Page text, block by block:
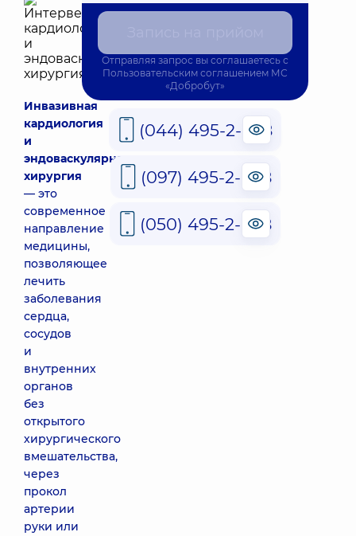
Инвазивная
кардиология
и
эндоваскулярная
хирургия
— это
современное
направление
медицины,
позволяющее
лечить
заболевания
сердца,
сосудов
и
внутренних
органов
без
открытого
хирургического
вмешательства,
через
прокол
артерии
руки или
Отправляя запрос вы соглашаетесь с
Пользовательским соглашением МС
«Добробут»
(044) 495-2-888
(097) 495-2-888
(050) 495-2-888